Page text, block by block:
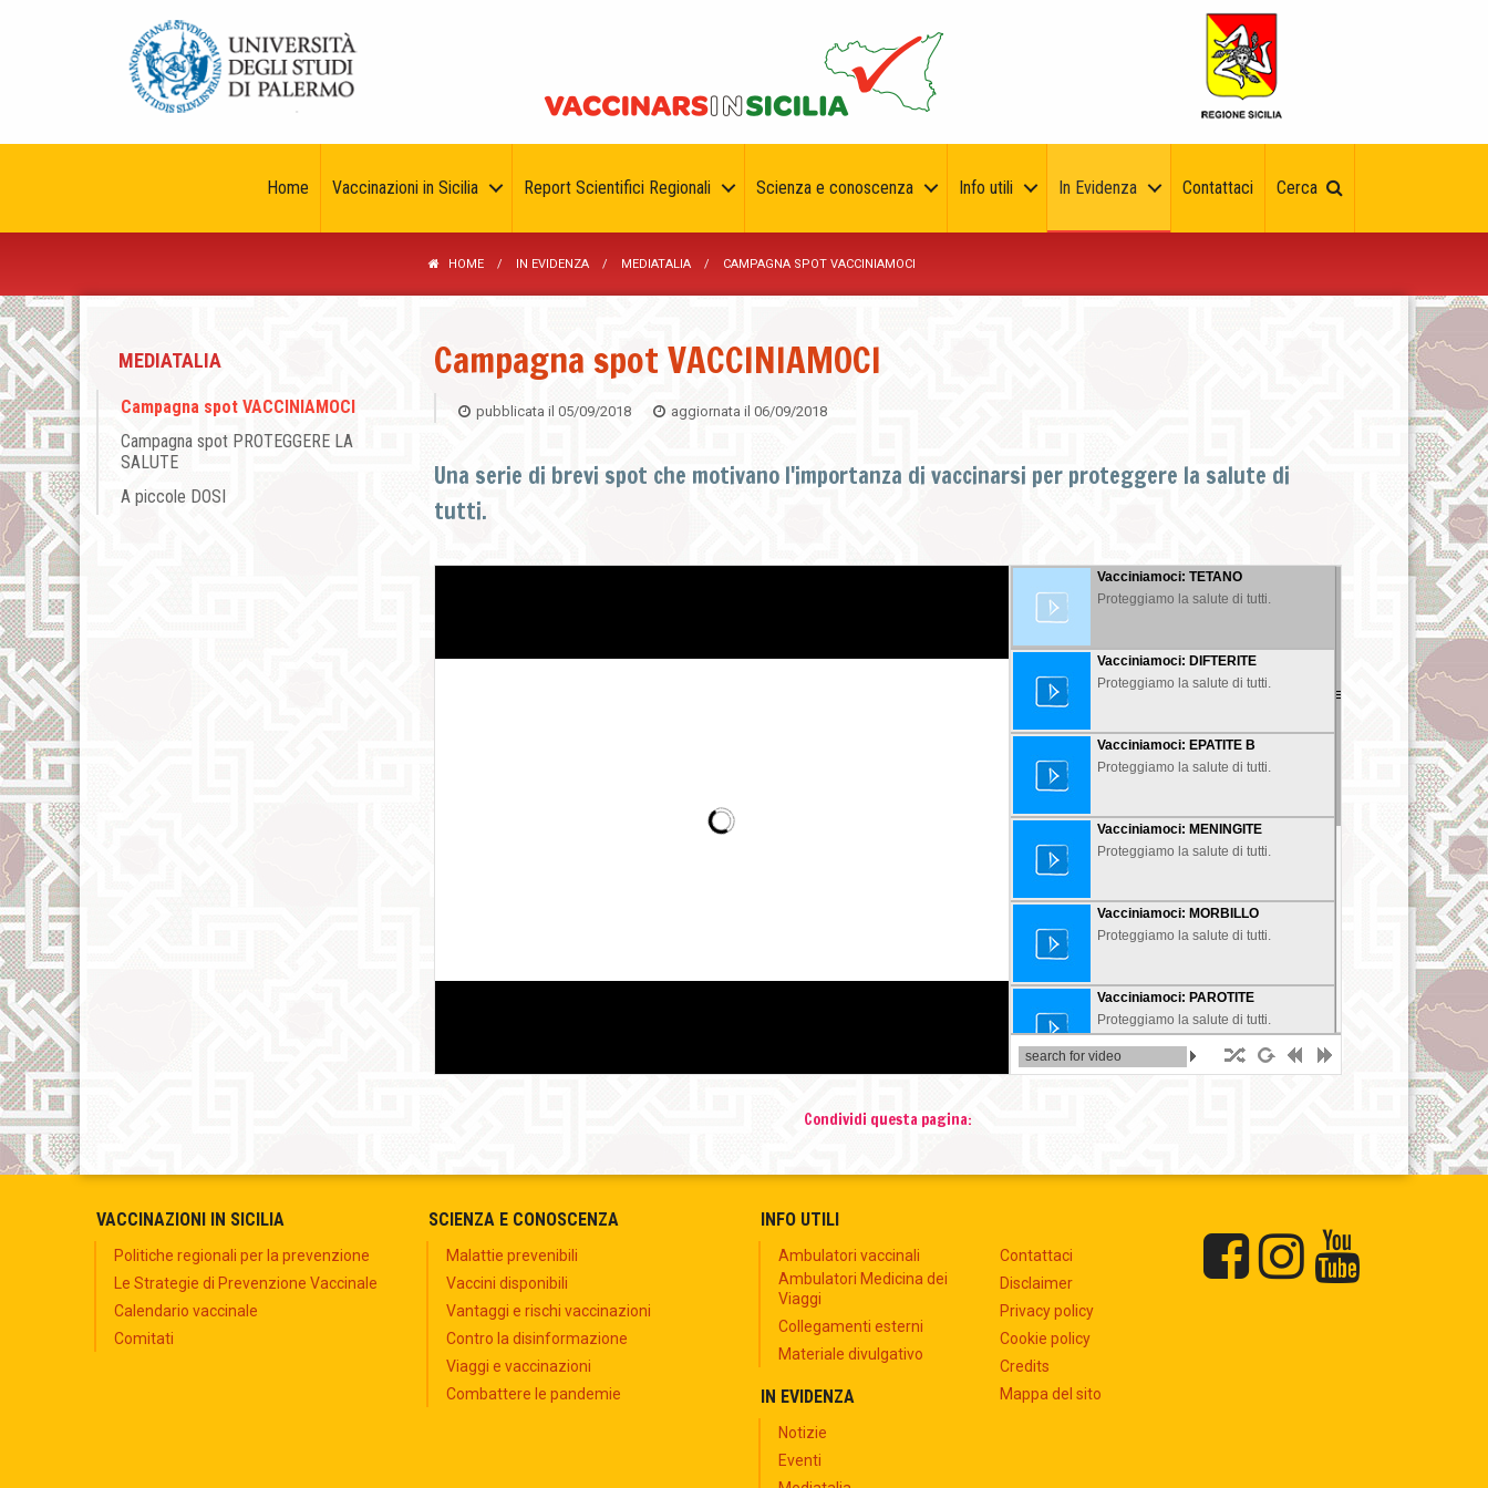
Home Vaccinazioni in Sicilia Report Scientifici Regionali Scienza e conoscenza Info utili In Evidenza Contattaci Cerca
HOME IN EVIDENZA MEDIATALIA CAMPAGNA SPOT VACCINIAMOCI
MEDIATALIA
Campagna spot VACCINIAMOCI
Campagna spot PROTEGGERE LA
SALUTE
A piccole DOSI
Campagna spot VACCINIAMOCI
pubblicata il 05/09/2018 aggiornata il 06/09/2018
Una serie di brevi spot che motivano l'importanza di vaccinarsi per proteggere la salute di
tutti.
Vacciniamoci: TETANO
Proteggiamo la salute di tutti.
Vacciniamoci: DIFTERITE
Proteggiamo la salute di tutti.
Vacciniamoci: EPATITE B
Proteggiamo la salute di tutti.
Vacciniamoci: MENINGITE
Proteggiamo la salute di tutti.
Vacciniamoci: MORBILLO
Proteggiamo la salute di tutti.
Vacciniamoci: PAROTITE
Proteggiamo la salute di tutti.
Vacciniamoci: ROSOLIA
Proteggiamo la salute di tutti.
Condividi questa pagina:
VACCINAZIONI IN SICILIA
Politiche regionali per la prevenzione
Le Strategie di Prevenzione Vaccinale
Calendario vaccinale
Comitati
SCIENZA E CONOSCENZA
Malattie prevenibili
Vaccini disponibili
Vantaggi e rischi vaccinazioni
Contro la disinformazione
Viaggi e vaccinazioni
Combattere le pandemie
INFO UTILI
Ambulatori vaccinali
Ambulatori Medicina dei
Viaggi
Collegamenti esterni
Materiale divulgativo
IN EVIDENZA
Notizie
Eventi
Contattaci
Disclaimer
Privacy policy
Cookie policy
Credits
Mappa del sito